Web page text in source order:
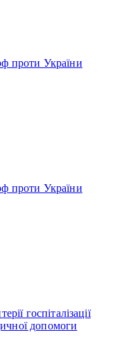
проти України
проти України
госпіталізації
допомоги